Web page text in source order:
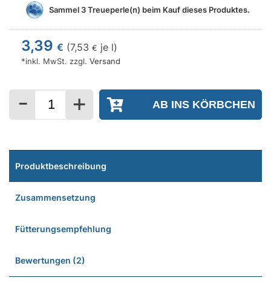
Sammel 3 Treueperle(n) beim Kauf dieses Produktes.
3,39 € (7,53 € je l)
*inkl. MwSt. zzgl. Versand
- +
Produktbeschreibung
Zusammensetzung
Fütterungsempfehlung
Bewertungen (2)